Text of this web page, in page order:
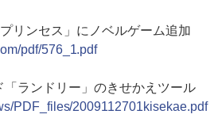
リンセス」にノベルゲーム追加
pdf/576_1.pdf
ランドリー」のきせかえツール
PDF_files/2009112701kisekae.pdf